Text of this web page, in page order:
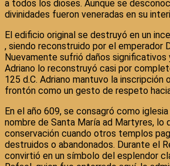
a todos los dioses. Aunque se
divinidades fueron veneradas en su
El edificio original se destruyó en un
, siendo reconstruido por el emperador
Nuevamente sufrió daños significativos
Adriano lo reconstruyó casi por
125 d.C. Adriano mantuvo la inscripción
frontón como un gesto de respeto
En el año 609, se consagró como
nombre de Santa María ad Martyres, lo
conservación cuando otros templos
destruidos o abandonados. Durante el
convirtió en un símbolo del esplendor